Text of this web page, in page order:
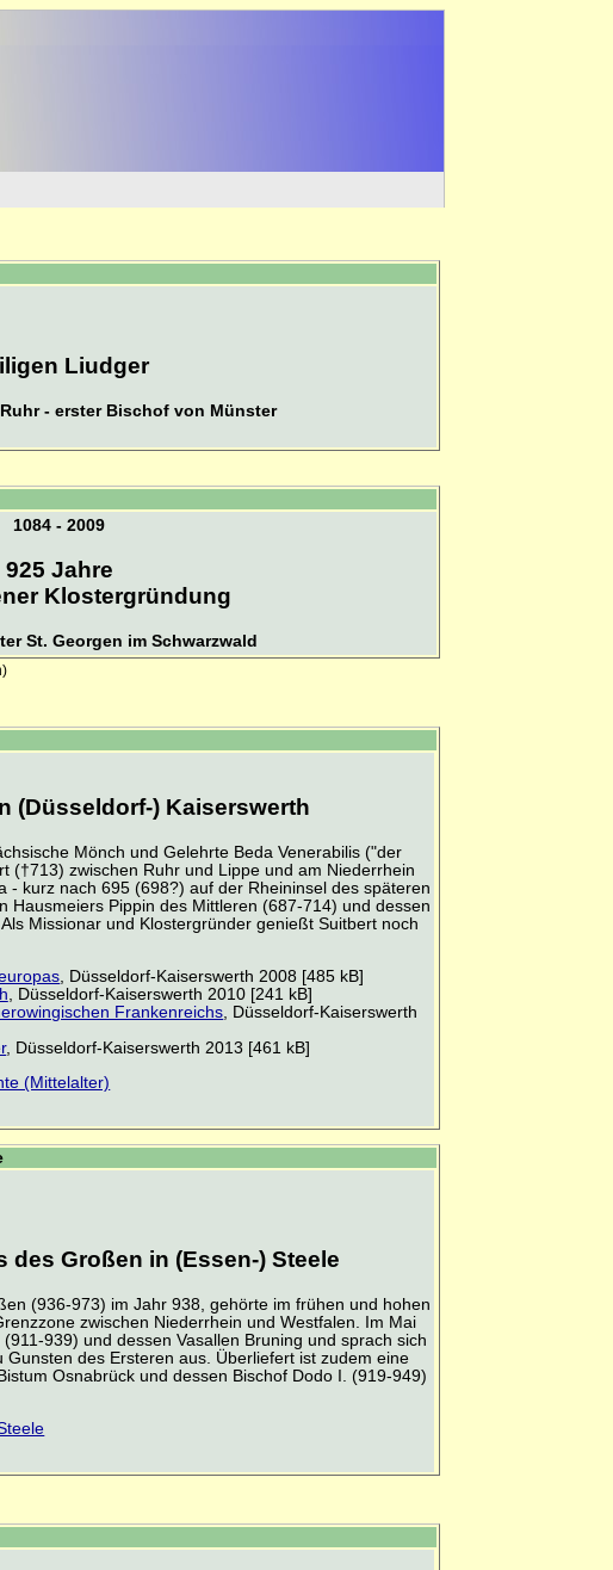
Liudger
- erster Bischof von Münster
1084 - 2009
925 Jahre
Klostergründung
St. Georgen im Schwarzwald
(Düsseldorf-) Kaiserswerth
Mönch und Gelehrte Beda Venerabilis ("der
(†713) zwischen Ruhr und Lippe und am Niederrhein
kurz nach 695 (698?) auf der Rheininsel des späteren
Hausmeiers Pippin des Mittleren (687-714) und dessen
Missionar und Klostergründer genießt Suitbert noch
, Düsseldorf-Kaiserswerth 2008 [485 kB]
, Düsseldorf-Kaiserswerth 2010 [241 kB]
Frankenreichs , Düsseldorf-Kaiserswerth
, Düsseldorf-Kaiserswerth 2013 [461 kB]
(Mittelalter)
des Großen in (Essen-) Steele
(936-973) im Jahr 938, gehörte im frühen und hohen
zwischen Niederrhein und Westfalen. Im Mai
939) und dessen Vasallen Bruning und sprach sich
des Ersteren aus. Überliefert ist zudem eine
Osnabrück und dessen Bischof Dodo I. (919-949)